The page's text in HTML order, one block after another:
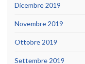
Dicembre 2019
Novembre 2019
Ottobre 2019
Settembre 2019